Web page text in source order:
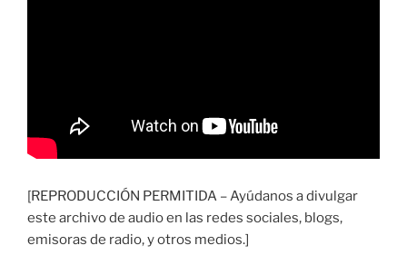
[REPRODUCCIÓN PERMITIDA – Ayúdanos a divulgar
este archivo de audio en las redes sociales, blogs,
emisoras de radio, y otros medios.]